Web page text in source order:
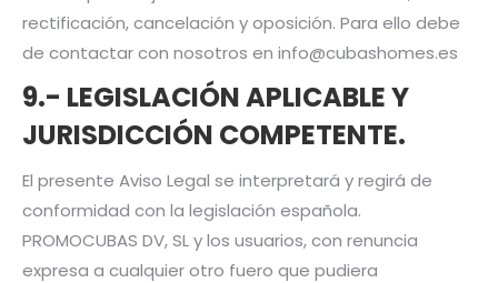
rectificación, cancelación y oposición. Para ello debe
de contactar con nosotros en info@cubashomes.es
9.- LEGISLACIÓN APLICABLE Y
JURISDICCIÓN COMPETENTE.
El presente Aviso Legal se interpretará y regirá de
conformidad con la legislación española.
PROMOCUBAS DV, SL y los usuarios, con renuncia
expresa a cualquier otro fuero que pudiera